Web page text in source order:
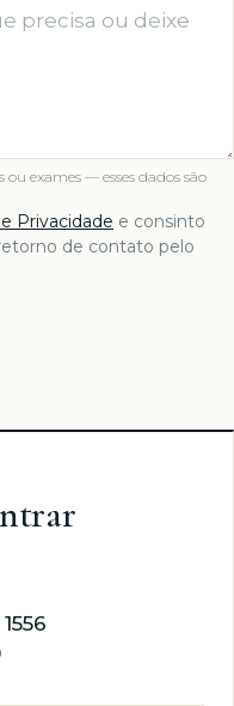
exames — esses dados são
Privacidade e consinto
de contato pelo